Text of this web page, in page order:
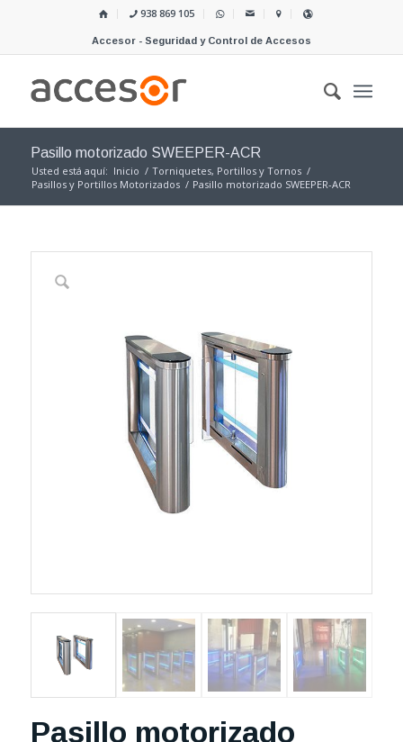
938 869 105
Accesor - Seguridad y Control de Accesos
Pasillo motorizado SWEEPER-ACR
Usted está aquí: Inicio / Torniquetes, Portillos y Tornos /
Pasillos y Portillos Motorizados / Pasillo motorizado SWEEPER-ACR
Pasillo motorizado